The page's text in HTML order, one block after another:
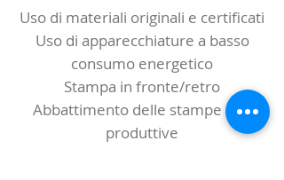
Uso di materiali originali e certificati
Uso di apparecchiature a basso
consumo energetico
Stampa in fronte/retro
Abbattimento delle stampe non
produttive